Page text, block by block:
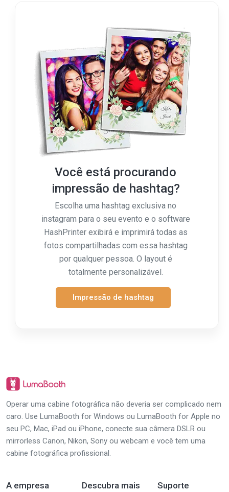
Você está procurando
impressão de hashtag?
Escolha uma hashtag exclusiva no
instagram para o seu evento e o software
HashPrinter exibirá e imprimirá todas as
fotos compartilhadas com essa hashtag
por qualquer pessoa. O layout é
totalmente personalizável.
Impressão de hashtag
Operar uma cabine fotográfica não deveria ser complicado nem
caro. Use LumaBooth for Windows ou LumaBooth for Apple no
seu PC, Mac, iPad ou iPhone, conecte sua câmera DSLR ou
mirrorless Canon, Nikon, Sony ou webcam e você tem uma
cabine fotográfica profissional.
A empresa Descubra mais Suporte